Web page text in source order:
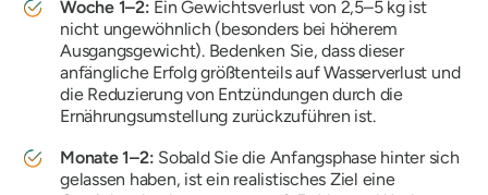
Woche 1–2: Ein Gewichtsverlust von 2,5–5 kg ist
nicht ungewöhnlich (besonders bei höherem
Ausgangsgewicht). Bedenken Sie, dass dieser
anfängliche Erfolg größtenteils auf Wasserverlust und
die Reduzierung von Entzündungen durch die
Ernährungsumstellung zurückzuführen ist.
Monate 1–2: Sobald Sie die Anfangsphase hinter sich
gelassen haben, ist ein realistisches Ziel eine